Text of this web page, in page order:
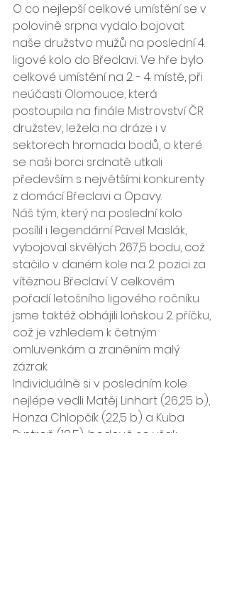
O co nejlepší celkové umístění se v
polovině srpna vydalo bojovat
naše družstvo mužů na poslední 4.
ligové kolo do Břeclavi. Ve hře bylo
celkové umístění na 2. - 4. místě, při
neúčasti Olomouce, která
postoupila na finále Mistrovství ČR
družstev, ležela na dráze i v
sektorech hromada bodů, o které
se naši borci srdnatě utkali
především s největšími konkurenty
z domácí Břeclavi a Opavy.
Náš tým, který na poslední kolo
posílil i legendární Pavel Maslák,
vybojoval skvělých 267,5 bodu, což
stačilo v daném kole na 2. pozici za
vítěznou Břeclaví. V celkovém
pořadí letošního ligového ročníku
jsme taktéž obhájili loňskou 2. příčku,
což je vzhledem k četným
omluvenkám a zraněním malý
zázrak.
Individuálně si v posledním kole
nejlépe vedli Matěj Linhart (26,25 b.),
Honza Chlopčík (22,5 b.) a Kuba
Bystroň (18,5), bodově se však